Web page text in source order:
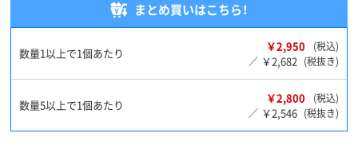
まとめ買いはこちら！
数量1以上で1個あたり ￥2,950
(税込)
／ ￥2,682 (税抜き)
数量5以上で1個あたり ￥2,800
(税込)
／ ￥2,546 (税抜き)